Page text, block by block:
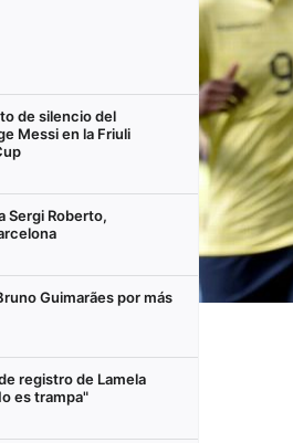
de silencio del
Messi en la Friuli
Sergi Roberto,
Guimarães por más
registro de Lamela
es trampa"